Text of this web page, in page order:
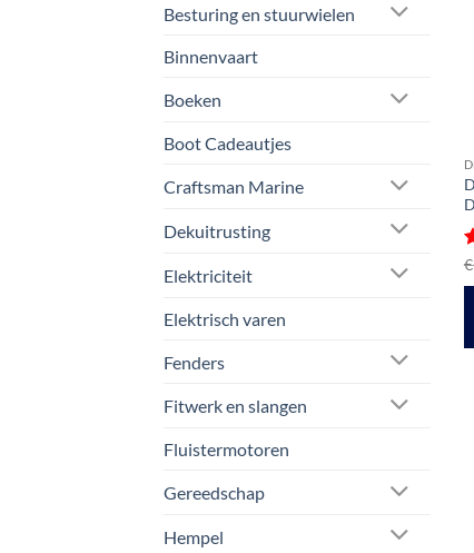
Besturing en stuurwielen
Binnenvaart
Boeken
Boot Cadeautjes
Craftsman Marine
Dekuitrusting
Elektriciteit
Elektrisch varen
Fenders
Fitwerk en slangen
Fluistermotoren
Gereedschap
Hempel
€